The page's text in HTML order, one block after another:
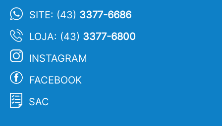
SITE: (43) 3377-6686
LOJA: (43) 3377-6800
INSTAGRAM
FACEBOOK
SAC